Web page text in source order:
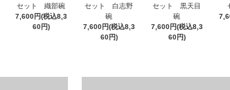
セット 織部碗
7,600円(税込8,3
60円)
セット 白志野
碗
7,600円(税込8,3
60円)
セット 黒天目
碗
7,600円(税込8,3
60円)